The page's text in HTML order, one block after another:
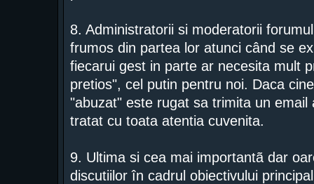
8. Administratorii si moderatorii
frumos din partea lor atunci când se
fiecarui gest in parte ar necesita mult
pretios", cel putin pentru noi. Daca
"abuzat" este rugat sa trimita un
tratat cu toata atentia cuvenita.
9. Ultima si cea mai importantã dar
discutiilor în cadrul obiectivului